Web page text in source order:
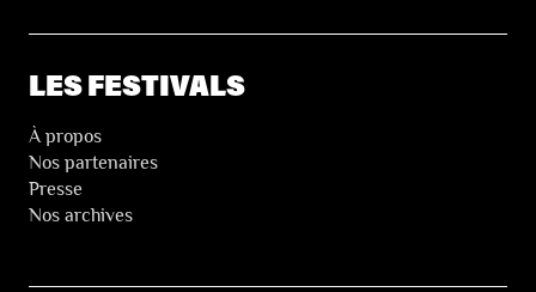
LES FESTIVALS
À propos
Nos partenaires
Presse
Nos archives